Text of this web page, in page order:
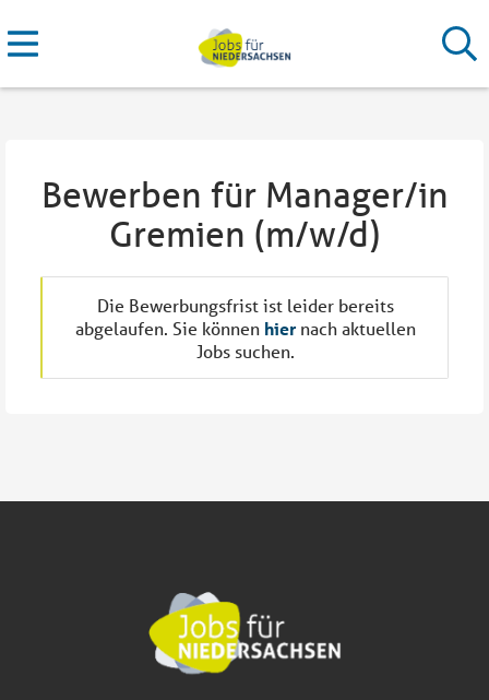
Bewerben für Manager/in
Gremien (m/w/d)
Die Bewerbungsfrist ist leider bereits
abgelaufen. Sie können hiernach aktuellen
Jobs suchen.